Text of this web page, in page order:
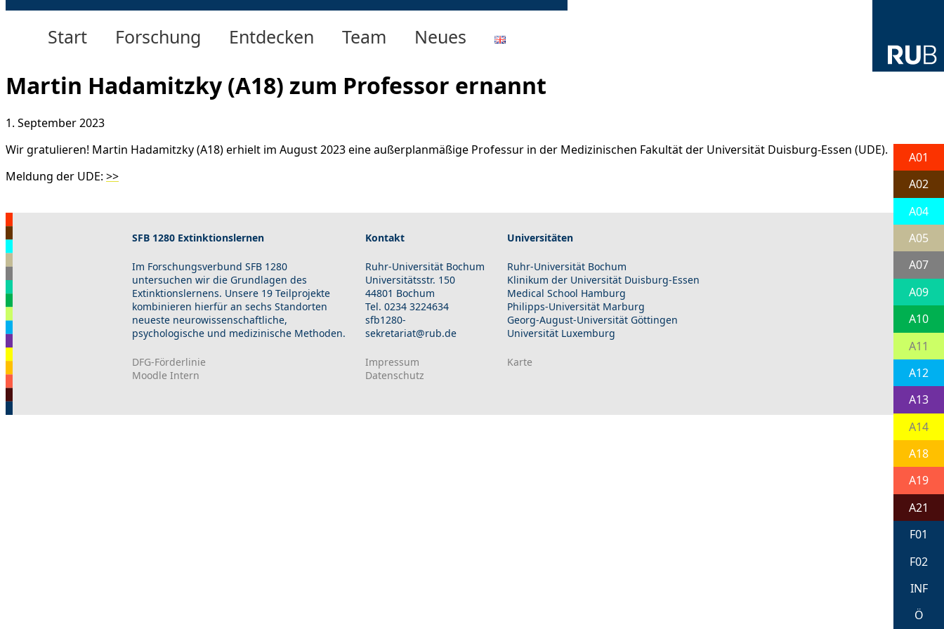
Start Forschung Entdecken Team Neues
A01
A02
A04
A05
A07
A09
A10
A11
A12
A13
A14
A18
A19
A21
F01
F02
INF
Ö
Martin Hadamitzky (A18) zum Professor ernannt
1. September 2023
Wir gratulieren! Martin Hadamitzky (A18) erhielt im August 2023 eine außerplanmäßige Professur in der Medizinischen Fakultät der Universität Duisburg-Essen (UDE).
Meldung der UDE: >>
SFB 1280 Extinktionslernen Kontakt Universitäten
Im Forschungsverbund SFB 1280
untersuchen wir die Grundlagen des
Extinktionslernens. Unsere 19 Teilprojekte
kombinieren hierfür an sechs Standorten
neueste neurowissenschaftliche,
psychologische und medizinische Methoden.
Ruhr-Universität Bochum
Universitätsstr. 150
44801 Bochum
Tel. 0234 3224634
sfb1280-
sekretariat@rub.de
Ruhr-Universität Bochum
Klinikum der Universität Duisburg-Essen
Medical School Hamburg
Philipps-Universität Marburg
Georg-August-Universität Göttingen
Universität Luxemburg
DFG-Förderlinie
Moodle Intern
Impressum
Datenschutz
Karte